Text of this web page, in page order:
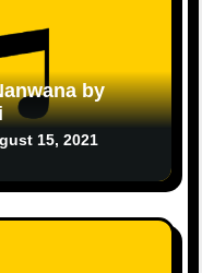
15, 2021